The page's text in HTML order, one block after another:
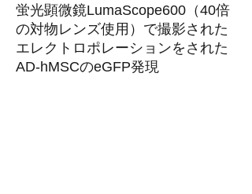
蛍光顕微鏡LumaScope600（40倍
の対物レンズ使用）で撮影された
エレクトロポレーションをされた
AD-hMSCのeGFP発現